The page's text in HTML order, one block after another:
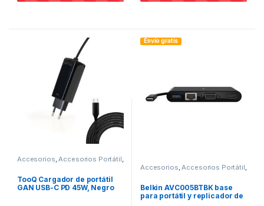
Accesorios Accesorios Portátil
Alimentación
TooQ Cargador de portátil
GAN USB-C PD 45W, Negro
Envío gratis
Accesorios Accesorios Portátil
Belkin AVC005BTBK base
para portátil y replicador de